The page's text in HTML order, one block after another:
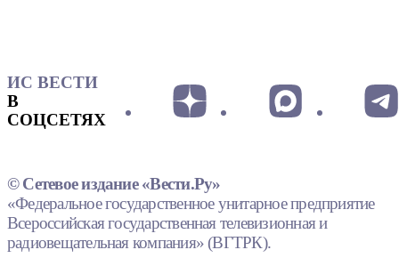
ИС ВЕСТИ
В
СОЦСЕТЯХ
© Сетевое издание «Вести.Ру»
«Федеральное государственное унитарное предприятие
Всероссийская государственная телевизионная и
радиовещательная компания» (ВГТРК).